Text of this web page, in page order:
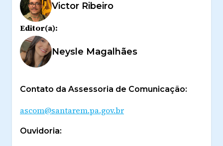
Victor Ribeiro
Editor(a):
Neysle Magalhães
Contato da Assessoria de Comunicação:
ascom@santarem.pa.gov.br
Ouvidoria: